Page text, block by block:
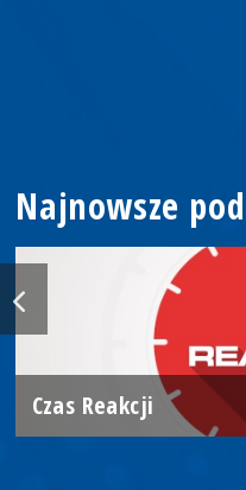
Najnowsze
Czas Reakcji